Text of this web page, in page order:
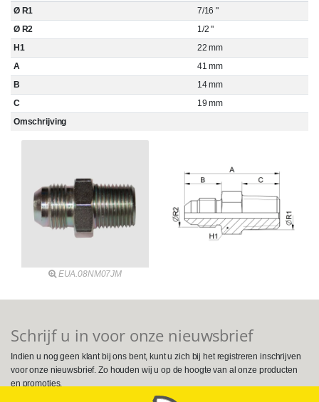
Ø R1
7/16 "
Ø R2
1/2 "
H1
22 mm
A
41 mm
B
14 mm
C
19 mm
Omschrijving
EUA.08NM07JM
Schrijf u in voor onze nieuwsbrief
Indien u nog geen klant bij ons bent, kunt u zich bij het registreren inschrijven
voor onze nieuwsbrief. Zo houden wij u op de hoogte van al onze producten
en promoties.